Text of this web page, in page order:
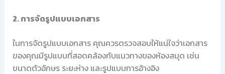
2. การจัดรูปแบบเอกสาร
ในการจัดรูปแบบเอกสาร คุณควรตรวจสอบให้แน่ใจว่าเอกสาร
ของคุณมีรูปแบบที่สอดคล้องกับแนวทางของห้องสมุด เช่น
ขนาดตัวอักษร ระยะห่าง และรูปแบบการอ้างอิง